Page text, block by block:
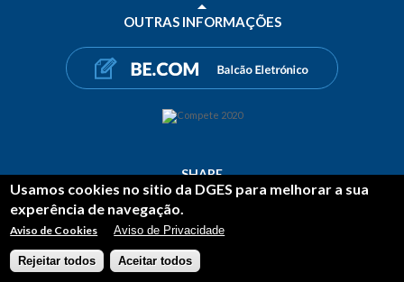
OUTRAS INFORMAÇÕES
SHARE
FACEBOOK
TWITTERLINKEDIN
COPYRIGHT © DGES 2026[3]
Usamos cookies no sitio da DGES para melhorar a sua
experência de navegação.
Aviso de Cookies Aviso de Privacidade
Rejeitar todos Aceitar todos